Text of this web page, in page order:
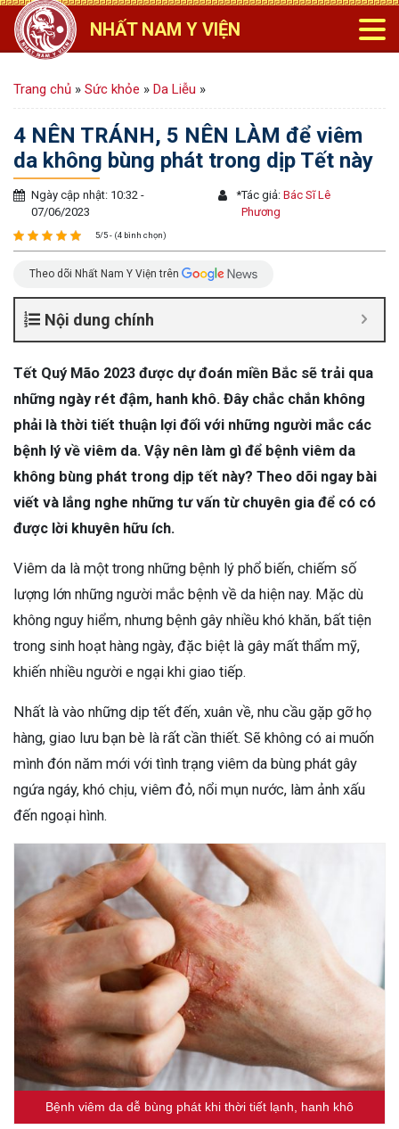
NHẤT NAM Y VIỆN
Trang chủ » Sức khỏe » Da Liễu »
4 NÊN TRÁNH, 5 NÊN LÀM để viêm
da không bùng phát trong dịp Tết này
Ngày cập nhật: 10:32 -
07/06/2023
*Tác giả:Bác Sĩ Lê
Phương
5/5 - (4 bình chọn)
Theo dõi Nhất Nam Y Viện trên
Nội dung chính
Tết Quý Mão 2023 được dự đoán miền Bắc sẽ trải qua
những ngày rét đậm, hanh khô. Đây chắc chắn không
phải là thời tiết thuận lợi đối với những người mắc các
bệnh lý về viêm da. Vậy nên làm gì để bệnh viêm da
không bùng phát trong dịp tết này? Theo dõi ngay bài
viết và lắng nghe những tư vấn từ chuyên gia để có có
được lời khuyên hữu ích.
Viêm da là một trong những bệnh lý phổ biến, chiếm số
lượng lớn những người mắc bệnh về da hiện nay. Mặc dù
không nguy hiểm, nhưng bệnh gây nhiều khó khăn, bất tiện
trong sinh hoạt hàng ngày, đặc biệt là gây mất thẩm mỹ,
khiến nhiều người e ngại khi giao tiếp.
Nhất là vào những dịp tết đến, xuân về, nhu cầu gặp gỡ họ
hàng, giao lưu bạn bè là rất cần thiết. Sẽ không có ai muốn
mình đón năm mới với tình trạng viêm da bùng phát gây
ngứa ngáy, khó chịu, viêm đỏ, nổi mụn nước, làm ảnh xấu
đến ngoại hình.
Bệnh viêm da dễ bùng phát khi thời tiết lạnh, hanh khô